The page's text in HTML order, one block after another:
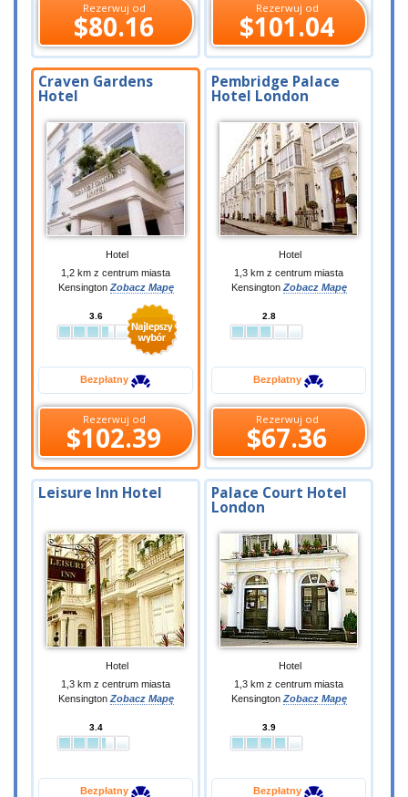
Rezerwuj od
$80.16
Rezerwuj od
$101.04
Craven Gardens
Hotel
Hotel
1,2 km z centrum miasta
Kensington Zobacz Mapę
3.6
Bezpłatny
Rezerwuj od
$102.39
Pembridge Palace
Hotel London
Hotel
1,3 km z centrum miasta
Kensington Zobacz Mapę
2.8
Bezpłatny
Rezerwuj od
$67.36
Leisure Inn Hotel
Hotel
1,3 km z centrum miasta
Kensington Zobacz Mapę
3.4
Bezpłatny
Palace Court Hotel
London
Hotel
1,3 km z centrum miasta
Kensington Zobacz Mapę
3.9
Bezpłatny